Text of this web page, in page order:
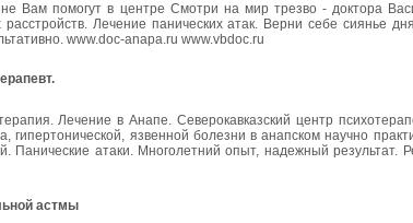
Вам помогут в центре Смотри на мир трезво - доктора
расстройств. Лечение панических атак. Верни себе сиянье
www.doc-anapa.ru www.vbdoc.ru
Лечение в Анапе. Северокавказский центр
язвенной болезни в анапском научно
Панические атаки. Многолетний опыт, надежный результат.
астмы